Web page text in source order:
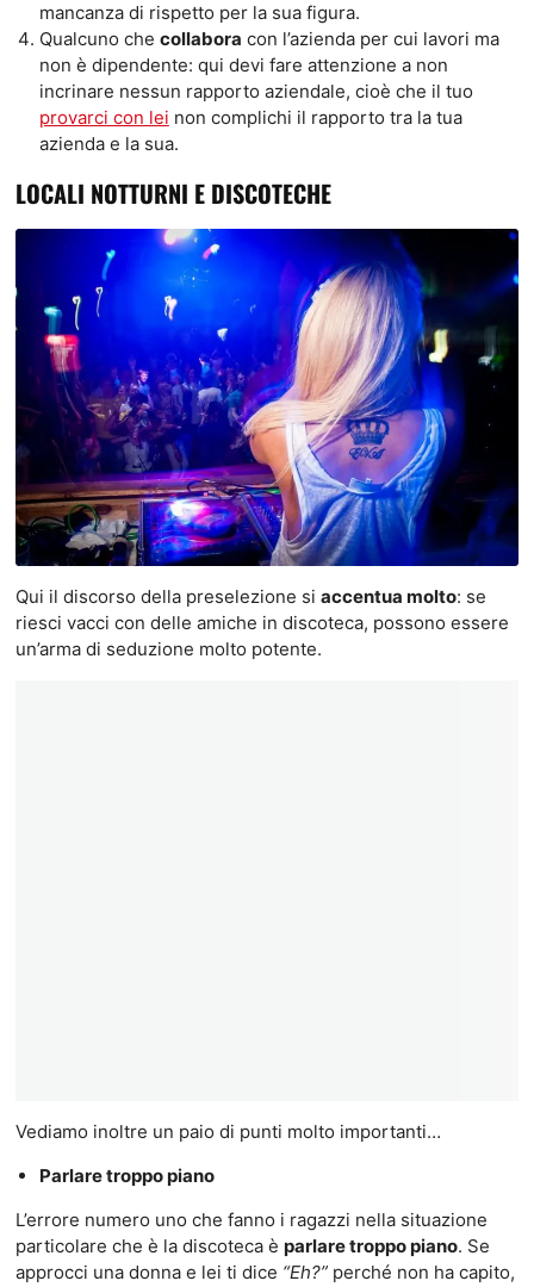
mancanza di rispetto per la sua figura.
Qualcuno che collabora con l’azienda per cui lavori ma
non è dipendente: qui devi fare attenzione a non
incrinare nessun rapporto aziendale, cioè che il tuo
provarci con lei non complichi il rapporto tra la tua
azienda e la sua.
LOCALI NOTTURNI E DISCOTECHE
Qui il discorso della preselezione si accentua molto: se
riesci vacci con delle amiche in discoteca, possono essere
un’arma di seduzione molto potente.
Vediamo inoltre un paio di punti molto importanti…
Parlare troppo piano
L’errore numero uno che fanno i ragazzi nella situazione
particolare che è la discoteca è parlare troppo piano. Se
approcci una donna e lei ti dice “Eh?”perché non ha capito,